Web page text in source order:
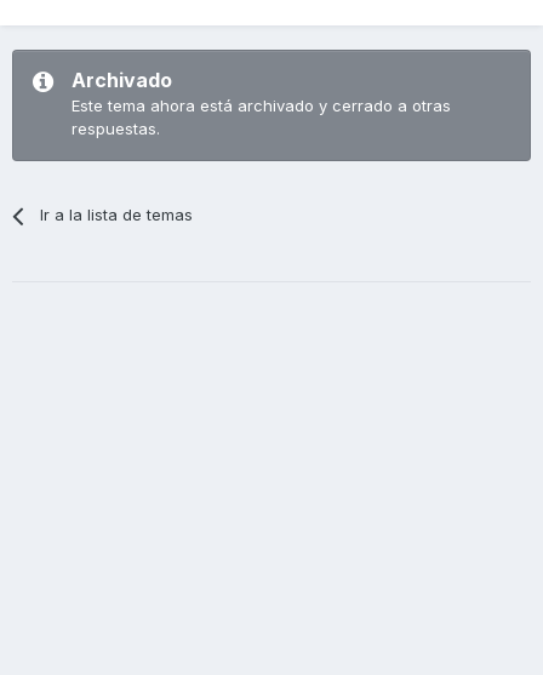
Archivado
Este tema ahora está archivado y cerrado a otras
respuestas.
Ir a la lista de temas